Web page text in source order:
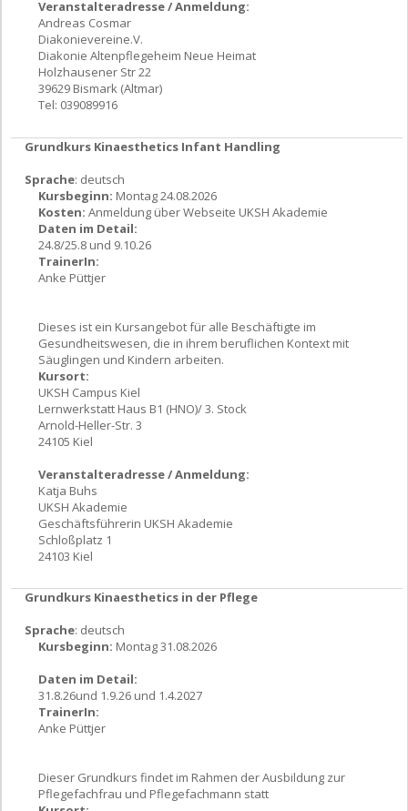
Veranstalteradresse / Anmeldung:
Andreas Cosmar
Diakonievereine.V.
Diakonie Altenpflegeheim Neue Heimat
Holzhausener Str 22
39629 Bismark (Altmar)
Tel: 039089916
Grundkurs Kinaesthetics Infant Handling
Sprache: deutsch
Kursbeginn: Montag 24.08.2026
Kosten: Anmeldung über Webseite UKSH Akademie
Daten im Detail:
24.8/25.8 und 9.10.26
TrainerIn:
Anke Püttjer
Dieses ist ein Kursangebot für alle Beschäftigte im
Gesundheitswesen, die in ihrem beruflichen Kontext mit
Säuglingen und Kindern arbeiten.
Kursort:
UKSH Campus Kiel
Lernwerkstatt Haus B1 (HNO)/ 3. Stock
Arnold-Heller-Str. 3
24105 Kiel
Veranstalteradresse / Anmeldung:
Katja Buhs
UKSH Akademie
Geschäftsführerin UKSH Akademie
Schloßplatz 1
24103 Kiel
Grundkurs Kinaesthetics in der Pflege
Sprache: deutsch
Kursbeginn: Montag 31.08.2026
Daten im Detail:
31.8.26und 1.9.26 und 1.4.2027
TrainerIn:
Anke Püttjer
Dieser Grundkurs findet im Rahmen der Ausbildung zur
Pflegefachfrau und Pflegefachmann statt